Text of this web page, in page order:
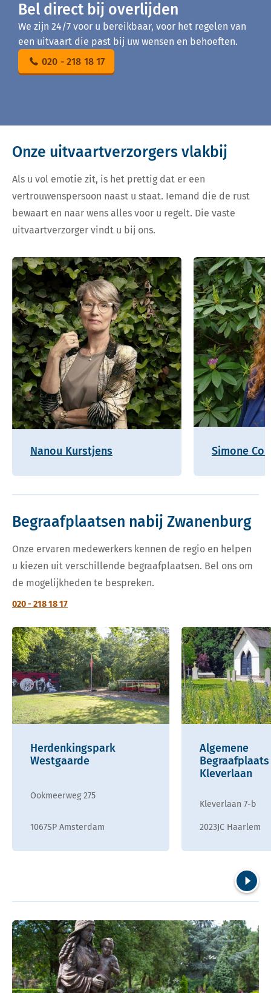
Bel direct bij overlijden
We zijn 24/7 voor u bereikbaar, voor het regelen van
een uitvaart die past bij uw wensen en behoeften.
020 - 218 18 17
Onze uitvaartverzorgers vlakbij
Als u vol emotie zit, is het prettig dat er een
vertrouwenspersoon naast u staat. Iemand die de rust
bewaart en naar wens alles voor u regelt. Die vaste
uitvaartverzorger vindt u bij ons.
Nanou Kurstjens Simone
Begraafplaatsen nabij Zwanenburg
Onze ervaren medewerkers kennen de regio en helpen
u kiezen uit verschillende begraafplaatsen. Bel ons om
de mogelijkheden te bespreken.
020 - 218 18 17
Herdenkingspark
Westgaarde
Ookmeerweg 275
1067SP Amsterdam
Algemene
Begraafplaats
Kleverlaan
Kleverlaan 7-b
2023JC Haarlem